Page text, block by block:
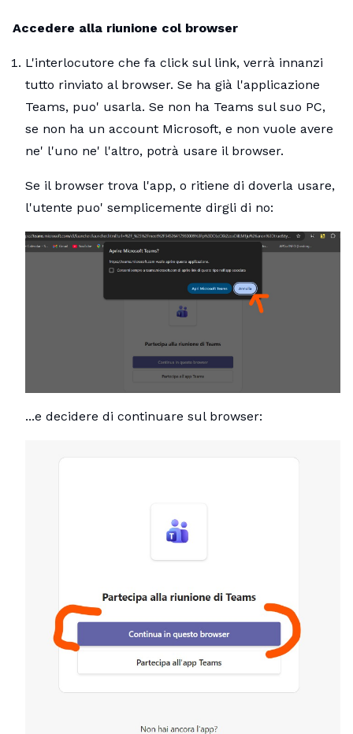
Accedere alla riunione col browser
L'interlocutore che fa click sul link, verrà innanzi
tutto rinviato al browser. Se ha già l'applicazione
Teams, puo' usarla. Se non ha Teams sul suo PC,
se non ha un account Microsoft, e non vuole avere
ne' l'uno ne' l'altro, potrà usare il browser.
Se il browser trova l'app, o ritiene di doverla usare,
l'utente puo' semplicemente dirgli di no:
...e decidere di continuare sul browser: